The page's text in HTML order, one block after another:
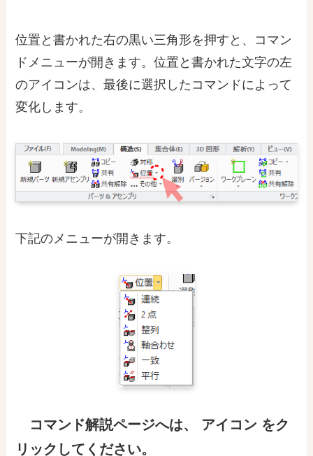
位置と書かれた右の黒い三角形を押すと、コマン
ドメニューが開きます。位置と書かれた文字の左
のアイコンは、最後に選択したコマンドによって
変化します。
下記のメニューが開きます。
コマンド解説ページへは、 アイコン をク
リックしてください。